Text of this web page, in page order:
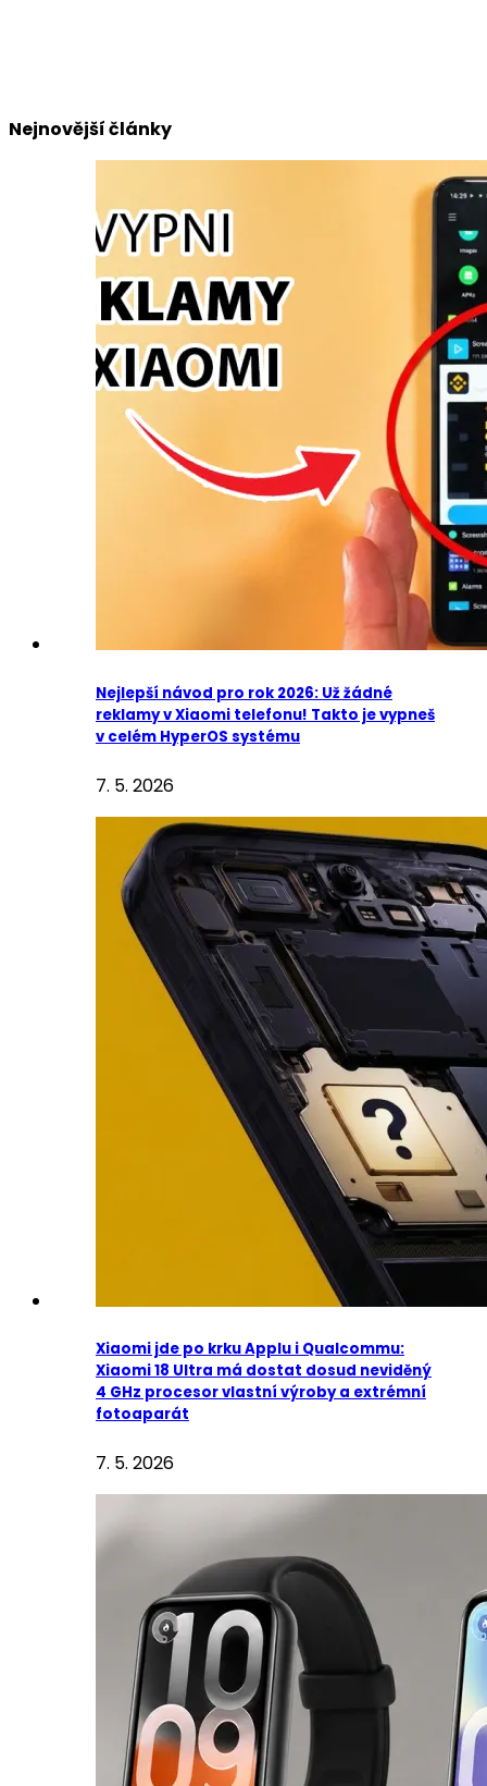
Nejnovější články
Nejlepší návod pro rok 2026: Už žádné
reklamy v Xiaomi telefonu! Takto je vypneš
v celém HyperOS systému
7. 5. 2026
Xiaomi jde po krku Applu i Qualcommu:
Xiaomi 18 Ultra má dostat dosud neviděný
4 GHz procesor vlastní výroby a extrémní
fotoaparát
7. 5. 2026